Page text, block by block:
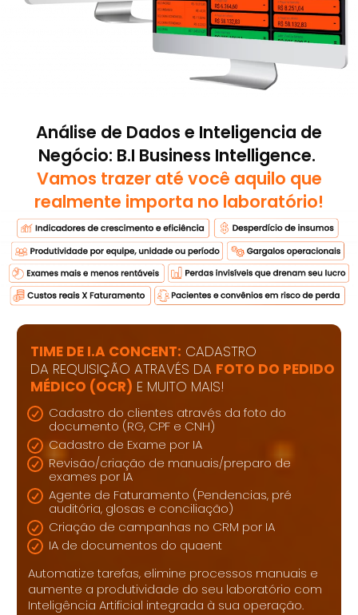
Análise de Dados e Inteligencia de
Negócio: B.I Business Intelligence.
Vamos trazer até você aquilo que
realmente importa no laboratório!
TIME DE I.A CONCENT: CADASTRO
DA REQUISIÇÃO ATRAVÉS DA FOTO DO PEDIDO
MÉDICO (OCR) E MUITO MAIS!
Cadastro do clientes através da foto do
documento (RG, CPF e CNH)
Cadastro de Exame por IA
Revisão/criação de manuais/preparo de
exames por IA
Agente de Faturamento (Pendencias, pré
auditória, glosas e conciliação)
Criação de campanhas no CRM por IA
IA de documentos do quaent
Automatize tarefas, elimine processos manuais e
aumente a produtividade do seu laboratório com
Inteligência Artificial integrada à sua operação.